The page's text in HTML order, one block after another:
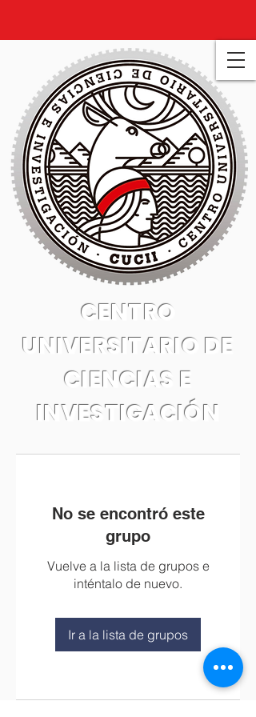
CENTRO
UNIVERSITARIO DE
CIENCIAS E
INVESTIGACIÓN
No se encontró este
grupo
Vuelve a la lista de grupos e
inténtalo de nuevo.
Ir a la lista de grupos